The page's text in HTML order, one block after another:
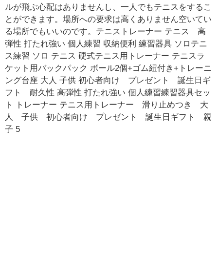
ルが飛ぶ心配はありませんし、一人でもテニスをするこ
とができます。場所への要求は高くありません空いてい
る場所でもいいのです。テニストレーナー テニス 高
弾性 打たれ強い 個人練習 収納便利 練習器具 ソロテニ
ス練習 ソロ テニス 硬式テニス用トレーナー テニスラ
ケット用バックパック ボール2個+ゴム紐付き+トレーニ
ング台座 大人 子供 初心者向け プレゼント 誕生日ギ
フト 耐久性 高弾性 打たれ強い 個人練習練習器具セッ
ト トレーナー テニス用トレーナー 滑り止めつき 大
人 子供 初心者向け プレゼント 誕生日ギフト 親
子 5